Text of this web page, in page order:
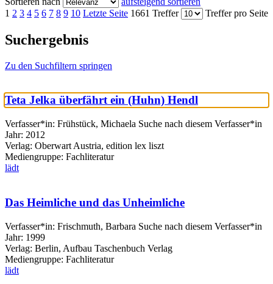
1 2 3 4 5 6 7 8 9 10 Letzte Seite 1661 Treffer Treffer pro Seite
Suchergebnis
Zu den Suchfiltern springen
Teta Jelka überfährt ein (Huhn) Hendl
Verfasser*in: Frühstück, Michaela Suche nach diesem Verfasser*in
Jahr: 2012
Verlag: Oberwart Austria, edition lex liszt
Mediengruppe: Fachliteratur
lädt
Das Heimliche und das Unheimliche
Verfasser*in: Frischmuth, Barbara Suche nach diesem Verfasser*in
Jahr: 1999
Verlag: Berlin, Aufbau Taschenbuch Verlag
Mediengruppe: Fachliteratur
lädt